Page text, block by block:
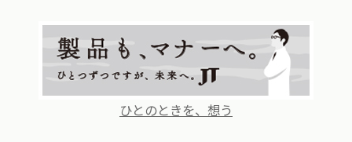
ひとのときを、想う